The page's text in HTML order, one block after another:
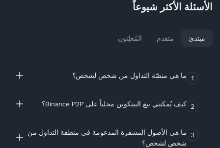
الأسئلة الأكثر شيوعاً
مبتدئ متقدم المُعلِنون
1 ما هي منصّة التداول من شخص لشخص؟
2 كيف يُمكنني بيع البيتكوين محلياً على Binance P2P؟
3 ما هي الأصول المشفرة المدعومة في منطقة التداول من
شخص لشخص؟